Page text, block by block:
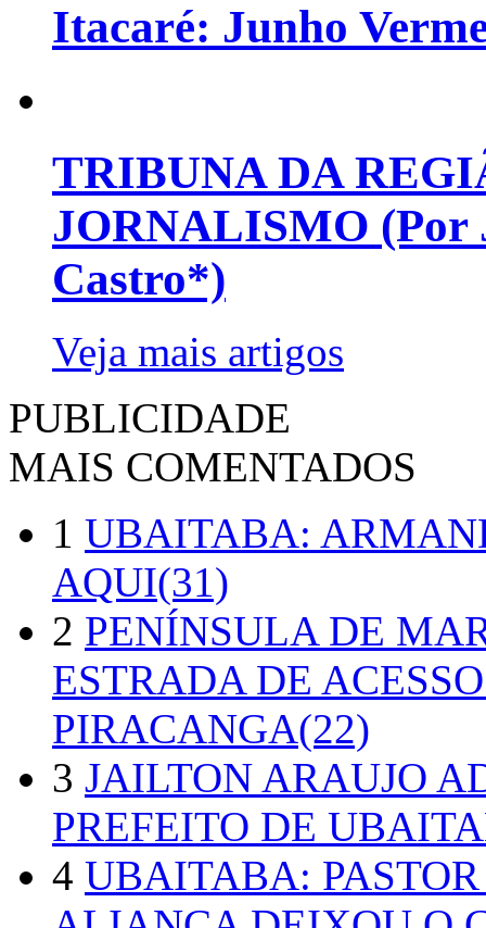
Itacaré: Junho
TRIBUNA DA
JORNALISMO (Por
Castro*)
Veja mais artigos
PUBLICIDADE
MAIS COMENTADOS
1 UBAITABA:
AQUI(31)
2 PENÍNSULA DE
ESTRADA DE
PIRACANGA(22)
3 JAILTON ARAUJO
PREFEITO DE
4 UBAITABA: